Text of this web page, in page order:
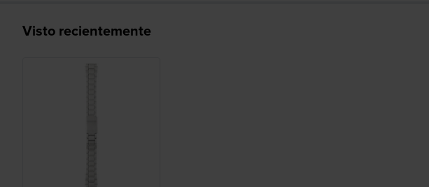
Visto recientemente